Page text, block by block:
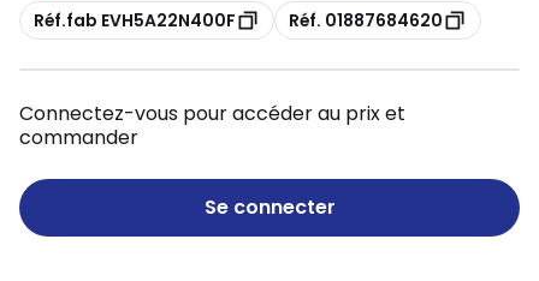
Copie
Réf.fab EVH5A22N400F Copie
Réf. 01887684620
Connectez-vous pour accéder au prix et
commander
Se connecter